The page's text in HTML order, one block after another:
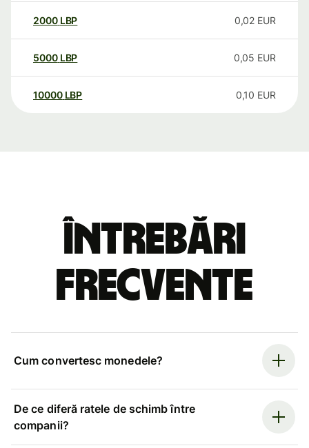
2000 LBP 0,02 EUR
5000 LBP 0,05 EUR
10000 LBP 0,10 EUR
Întrebări
frecvente
Cum convertesc monedele?
De ce diferă ratele de schimb între
companii?